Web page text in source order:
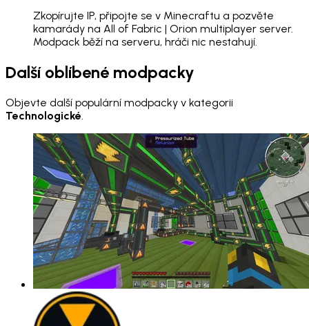
Zkopírujte IP, připojte se v Minecraftu a pozvěte
kamarády na All of Fabric | Orion multiplayer server.
Modpack běží na serveru, hráči nic nestahují.
Další oblíbené modpacky
Objevte další populární modpacky v kategorii
Technologické.